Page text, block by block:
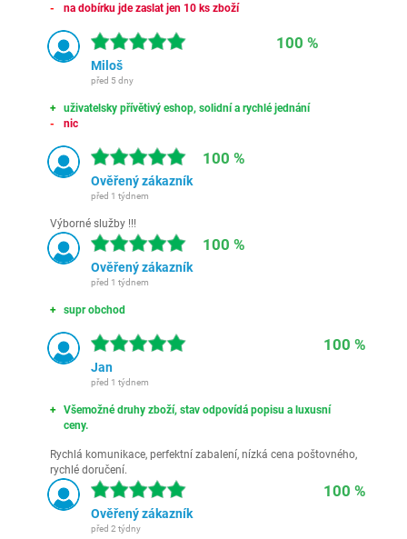
na dobírku jde zaslat jen 10 ks zboží
100 %
Miloš
před 5 dny
uživatelsky přívětivý eshop, solidní a rychlé jednání
nic
100 %
Ověřený zákazník
před 1 týdnem
Výborné služby !!!
100 %
Ověřený zákazník
před 1 týdnem
supr obchod
100 %
Jan
před 1 týdnem
Všemožné druhy zboží, stav odpovídá popisu a luxusní
ceny.
Rychlá komunikace, perfektní zabalení, nízká cena poštovného,
rychlé doručení.
100 %
Ověřený zákazník
před 2 týdny